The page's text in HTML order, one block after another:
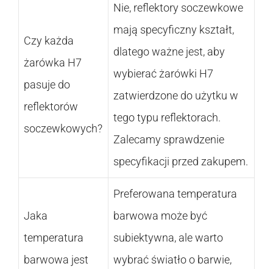
Czy każda
żarówka H7
pasuje do
reflektorów
soczewkowych?
Nie, reflektory soczewkowe
mają specyficzny kształt,
dlatego ważne jest, aby
wybierać żarówki H7
zatwierdzone do użytku w
tego typu reflektorach.
Zalecamy sprawdzenie
specyfikacji przed zakupem.
Jaka
temperatura
barwowa jest
Preferowana temperatura
barwowa może być
subiektywna, ale warto
wybrać światło o barwie,